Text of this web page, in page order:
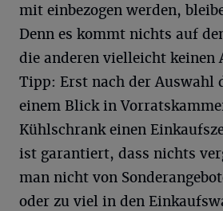
mit einbezogen werden,
Denn es kommt nichts auf
die anderen vielleicht keinen
Tipp: Erst nach der Auswahl
einem Blick in
Kühlschrank einen
ist garantiert, dass nichts
man nicht von
oder zu viel in den